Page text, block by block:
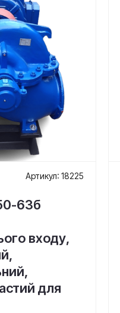
Артикул: 18225
63б
входу,
для